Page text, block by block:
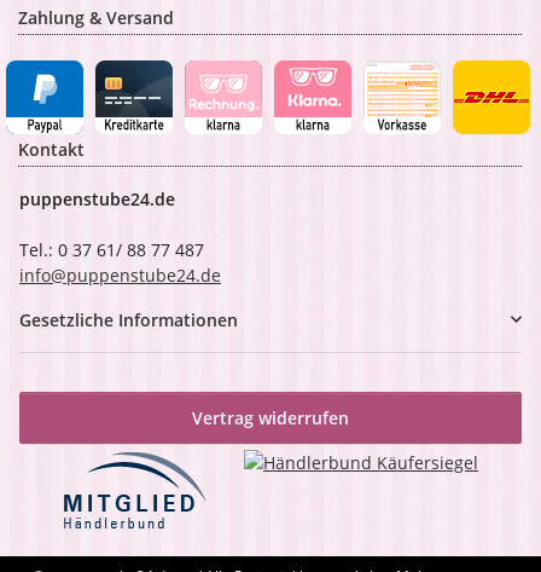
Zahlung & Versand
Kontakt
puppenstube24.de
Tel.: 0 37 61/ 88 77 487
info@puppenstube24.de
Gesetzliche Informationen
Vertrag widerrufen